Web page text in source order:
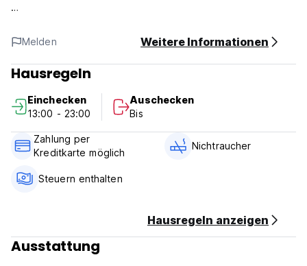
Rai (18.400 mm) mit Blick auf die Bucht von Pattaya, aber
nur einen kurzen Spaziergang zum Strand erhältlich. Diese
sichere Familienumgebung umfasst einen Kinderspielpark,
Grottos, Höhlen, Whirlpools und ein Island -Leuchtturm, das
mehrstufigen Pools, einem Sandstrand und zwei hölzernen
interaktiven Piratenschiffen bietet den perfekten Hafen für
die Familie. (Auto-translated from original language)
Melden Weitere Informationen
Hausregeln
Einchecken
13:00 - 23:00
Auschecken
Bis
Zahlung per
Kreditkarte möglich
Nichtraucher
Steuern enthalten
Hausregeln anzeigen
Ausstattung